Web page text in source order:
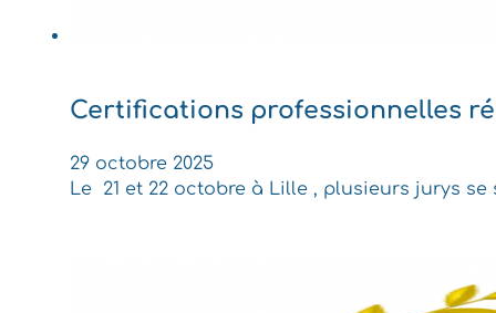
Certifications professionnelles
29 octobre 2025
Le 21 et 22 octobre à Lille , plusieurs jurys